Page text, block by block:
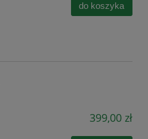
do koszyka
399,00 zł